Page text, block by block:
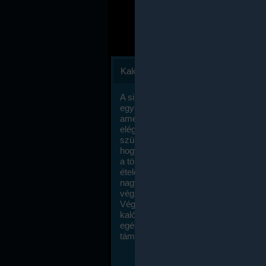
Kalóriaszámlálás
A sikeres fogyás titka valójában igen
egyszerű: égess több energiát, mint
amennyit beviszel. Természetesen
elég nagy fegyelemre és akaraterőre
szükség, de meglepődve fogod
hogy a kalóriaszámolás mennyire
a többi diétához képest. Itt nincsenek
ételek és a megengedett kalóriabevitelt
nagymértékben növelheted ha
végzel.
Végül, de nem utolsó sorban, a
kalóriaszámolás módszerét a legtöbb
egészségügyi szakorvos ajánlja és
támogatja.